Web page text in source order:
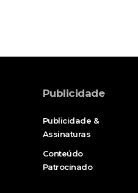
Publicidade
Publicidade &
Assinaturas
Conteúdo
Patrocinado